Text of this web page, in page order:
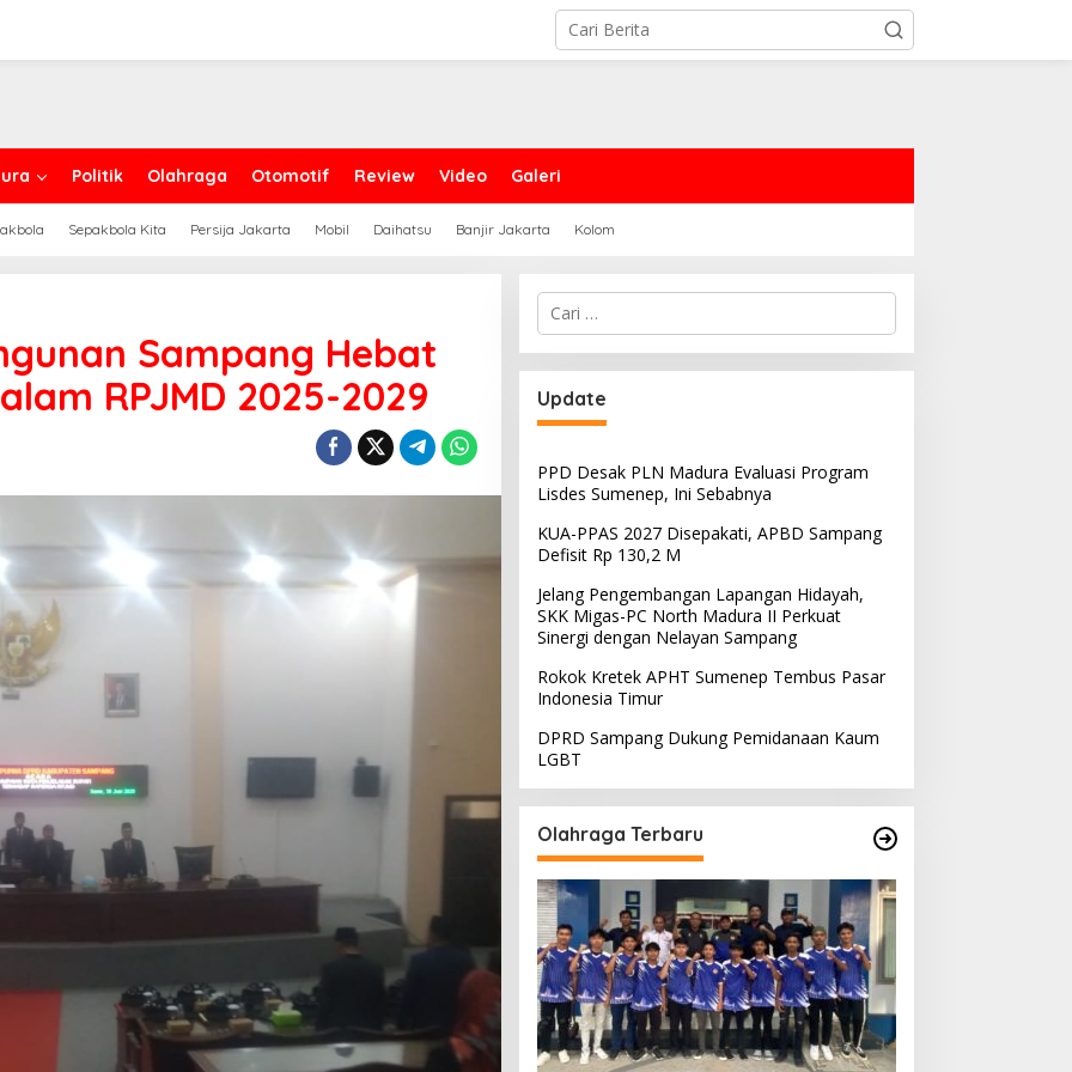
Politik Olahraga Otomotif Review Video Galeri
Sepakbola Kita Persija Jakarta Mobil Daihatsu Banjir Jakarta Kolom
Sampang Hebat
RPJMD 2025-2029
Cari
untuk:
Update
PPD Desak PLN Madura Evaluasi Program
Lisdes Sumenep, Ini Sebabnya
KUA-PPAS 2027 Disepakati, APBD Sampang
Defisit Rp 130,2 M
Jelang Pengembangan Lapangan Hidayah,
SKK Migas-PC North Madura II Perkuat
Sinergi dengan Nelayan Sampang
Rokok Kretek APHT Sumenep Tembus Pasar
Indonesia Timur
DPRD Sampang Dukung Pemidanaan Kaum
LGBT
Olahraga Terbaru